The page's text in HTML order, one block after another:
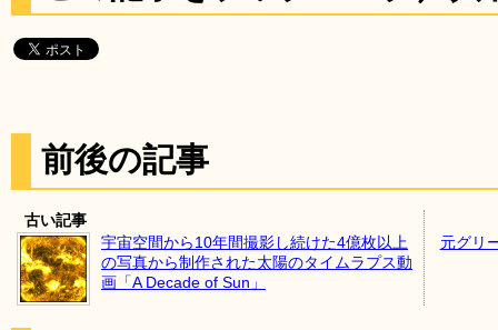
前後の記事
古い記事
宇宙空間から10年間撮影し続けた4億枚以上
の写真から制作された太陽のタイムラプス動
画「A Decade of Sun」
元グリ